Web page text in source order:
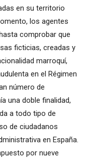
en su territorio
los agentes
comprobar que
ficticias, creadas y
marroquí,
en el Régimen
número de
una doble finalidad,
a todo tipo de
de ciudadanos
en España.
por nueve